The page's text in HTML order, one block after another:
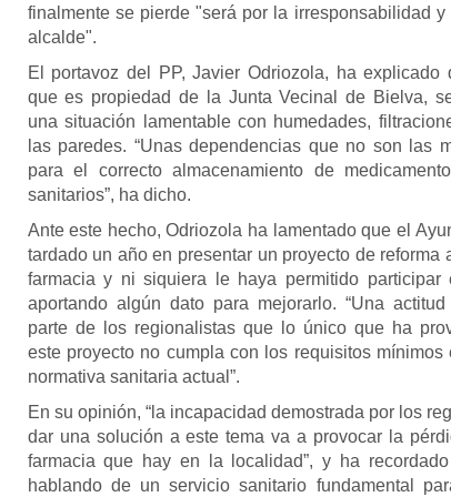
finalmente se pierde "será por la irresponsabilidad y
alcalde".
El portavoz del PP, Javier Odriozola, ha explicado
que es propiedad de la Junta Vecinal de Bielva,
una situación lamentable con humedades,
las paredes. “Unas dependencias que no son las
para el correcto almacenamiento de
sanitarios”, ha dicho.
Ante este hecho, Odriozola ha lamentado que el
tardado un año en presentar un proyecto de reforma
farmacia y ni siquiera le haya permitido participar
aportando algún dato para mejorarlo. “Una
parte de los regionalistas que lo único que ha
este proyecto no cumpla con los requisitos mínimos
normativa sanitaria actual”.
En su opinión, “la incapacidad demostrada por los
dar una solución a este tema va a provocar la
farmacia que hay en la localidad”, y ha recordado
hablando de un servicio sanitario fundamental